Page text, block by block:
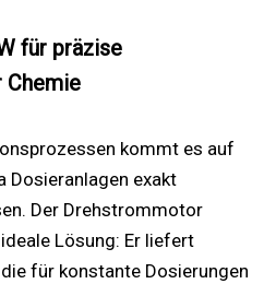
für präzise
Chemie
kommt es auf
Dosieranlagen exakt
Der Drehstrommotor
Lösung: Er liefert
für konstante Dosierungen